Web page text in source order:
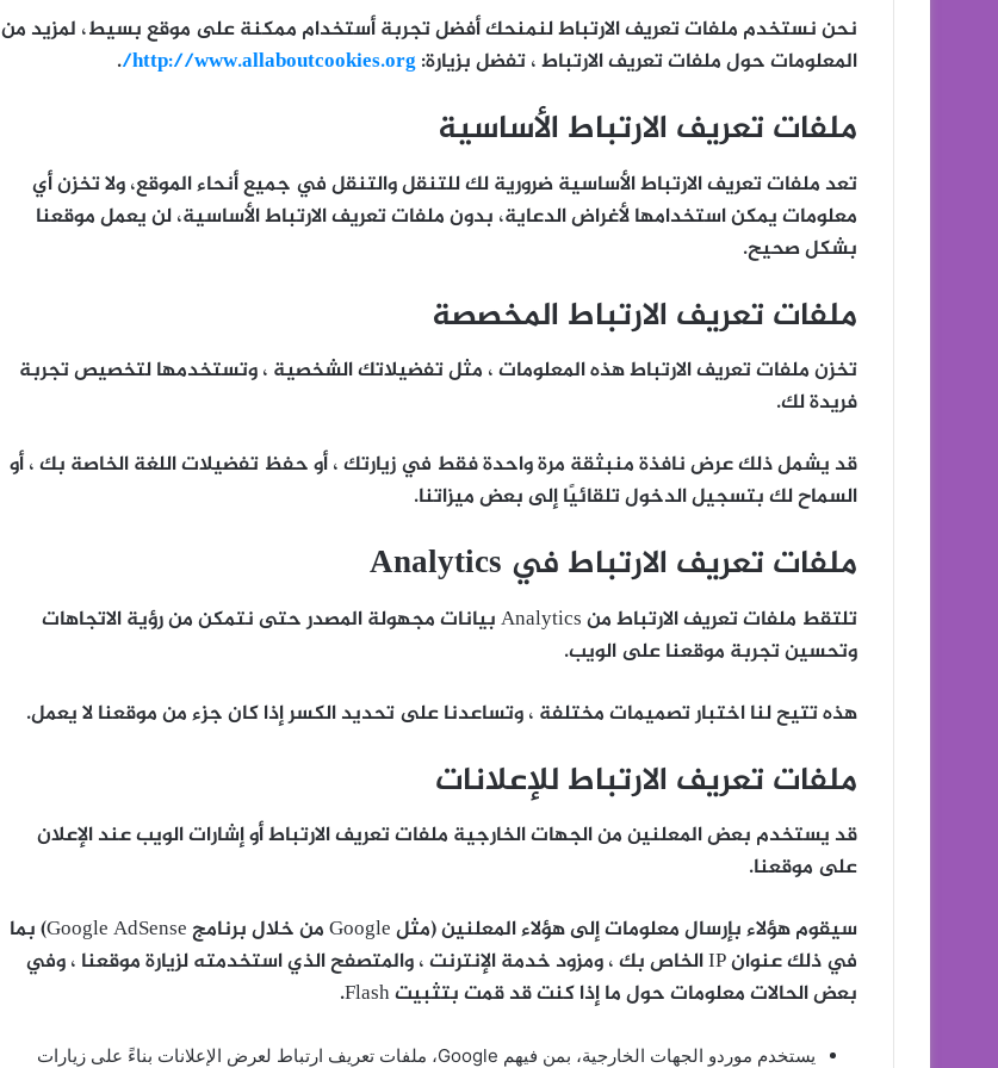
نحن نستخدم ملفات تعريف الارتباط لنمنحك أفضل تجربة أستخدام ممكنة على موقع بسيط، لمزيد من
المعلومات حول ملفات تعريف الارتباط ، تفضل بزيارة:http://www.allaboutcookies.org/
.
ملفات تعريف الارتباط الأساسية
تعد ملفات تعريف الارتباط الأساسية ضرورية لك للتنقل والتنقل في جميع أنحاء الموقع، ولا تخزن أي
معلومات يمكن استخدامها لأغراض الدعاية، بدون ملفات تعريف الارتباط الأساسية، لن يعمل موقعنا
بشكل صحيح.
ملفات تعريف الارتباط المخصصة
تخزن ملفات تعريف الارتباط هذه المعلومات ، مثل تفضيلاتك الشخصية ، وتستخدمها لتخصيص تجربة
فريدة لك.
قد يشمل ذلك عرض نافذة منبثقة مرة واحدة فقط في زيارتك ، أو حفظ تفضيلات اللغة الخاصة بك ، أو
السماح لك بتسجيل الدخول تلقائيًا إلى بعض ميزاتنا.
ملفات تعريف الارتباط في Analytics
تلتقط ملفات تعريف الارتباط من Analytics بيانات مجهولة المصدر حتى نتمكن من رؤية الاتجاهات
وتحسين تجربة موقعنا على الويب.
هذه تتيح لنا اختبار تصميمات مختلفة ، وتساعدنا على تحديد الكسر إذا كان جزء من موقعنا لا يعمل.
ملفات تعريف الارتباط للإعلانات
قد يستخدم بعض المعلنين من الجهات الخارجية ملفات تعريف الارتباط أو إشارات الويب عند الإعلان
على موقعنا.
سيقوم هؤلاء بإرسال معلومات إلى هؤلاء المعلنين (مثل Google من خلال برنامج Google AdSense) بما
في ذلك عنوان IP الخاص بك ، ومزود خدمة الإنترنت ، والمتصفح الذي استخدمته لزيارة موقعنا ، وفي
بعض الحالات معلومات حول ما إذا كنت قد قمت بتثبيت Flash.
يستخدم موردو الجهات الخارجية، بمن فيهم Google، ملفات تعريف ارتباط لعرض الإعلانات بناءً على زيارات